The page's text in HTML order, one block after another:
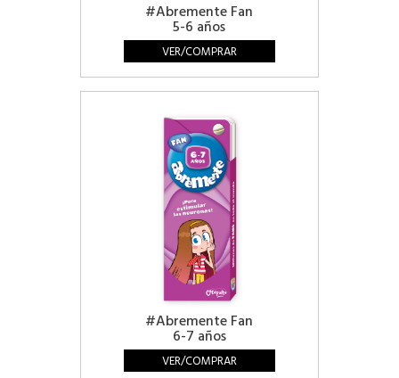
#Abremente Fan
5-6 años
VER/COMPRAR
#Abremente Fan
6-7 años
VER/COMPRAR